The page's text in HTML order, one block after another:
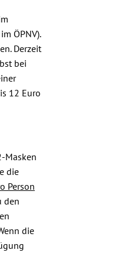
ÖPNV).
Derzeit
bei
12 Euro
Masken
die
Person
den
die